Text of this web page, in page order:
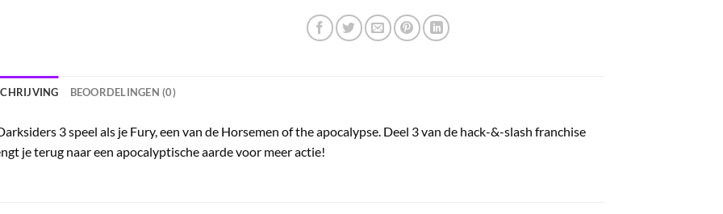
BEOORDELINGEN (0)
3 speel als je Fury, een van de Horsemen of the apocalypse. Deel 3 van de hack-&-slash franchise
je terug naar een apocalyptische aarde voor meer actie!